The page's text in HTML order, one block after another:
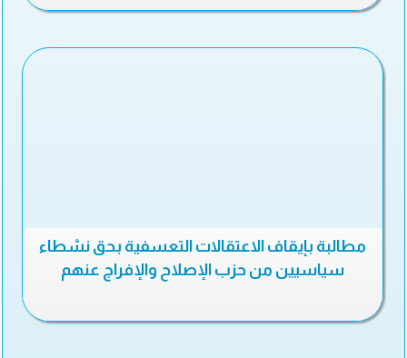
مطالبة بإيقاف الاعتقالات التعسفية بحق نشطاء
سياسيين من حزب الإصلاح والإفراج عنهم